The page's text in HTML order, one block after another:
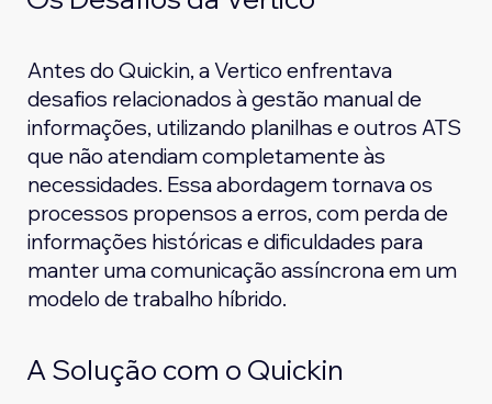
Antes do Quickin, a Vertico enfrentava
desafios relacionados à gestão manual de
informações, utilizando planilhas e outros ATS
que não atendiam completamente às
necessidades. Essa abordagem tornava os
processos propensos a erros, com perda de
informações históricas e dificuldades para
manter uma comunicação assíncrona em um
modelo de trabalho híbrido.
A Solução com o Quickin